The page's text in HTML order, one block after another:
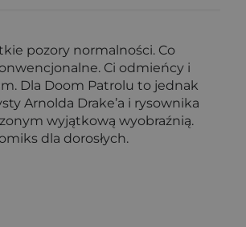
pozory normalności. Co
Ci odmieńcy i
Dla Doom Patrolu to jednak
Arnolda Drake’a i rysownika
wyjątkową wyobraźnią.
dla dorosłych.